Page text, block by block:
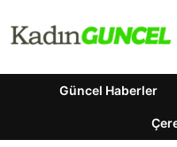
Güncel Haberler